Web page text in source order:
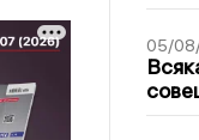
05/